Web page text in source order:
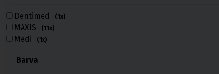
Dentimed (1x)
MAXIS (11x)
Medi (1x)
Barva
volejte